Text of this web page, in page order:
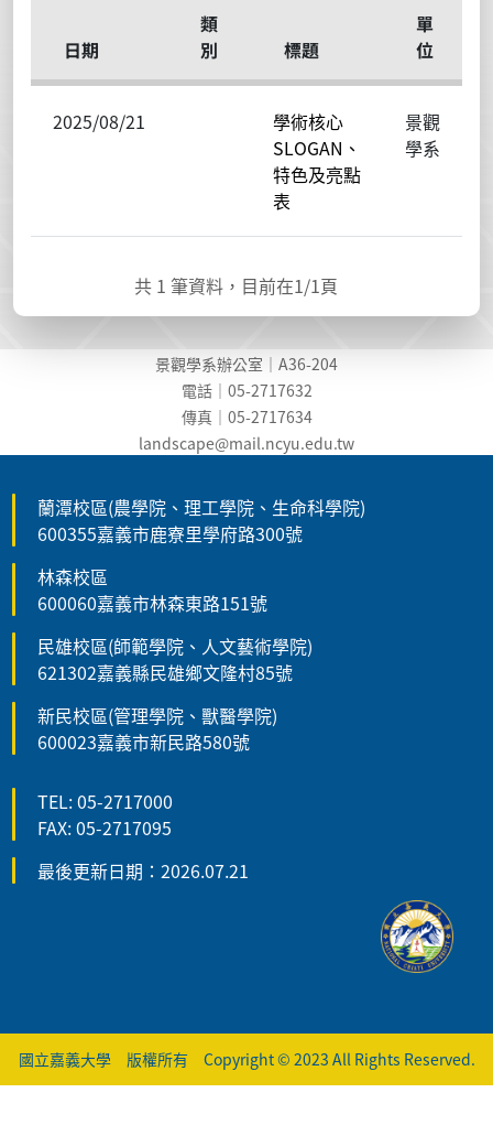
日期
類
別
標題
單
位
2025/08/21
學術核心
SLOGAN、
特色及亮點
表
景觀
學系
共 1 筆資料，目前在1/1頁
景觀學系辦公室｜A36-204
電話｜05-2717632
傳真｜05-2717634
landscape@mail.ncyu.edu.tw
蘭潭校區(農學院、理工學院、生命科學院)
600355嘉義市鹿寮里學府路300號
林森校區
600060嘉義市林森東路151號
民雄校區(師範學院、人文藝術學院)
621302嘉義縣民雄鄉文隆村85號
新民校區(管理學院、獸醫學院)
600023嘉義市新民路580號
TEL: 05-2717000
FAX: 05-2717095
最後更新日期：2026.07.21
國立嘉義大學 版權所有 Copyright © 2023 All Rights Reserved.